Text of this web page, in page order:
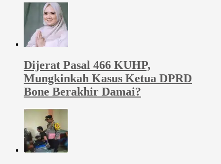
Dijerat Pasal 466 KUHP,
Mungkinkah Kasus Ketua DPRD
Bone Berakhir Damai?